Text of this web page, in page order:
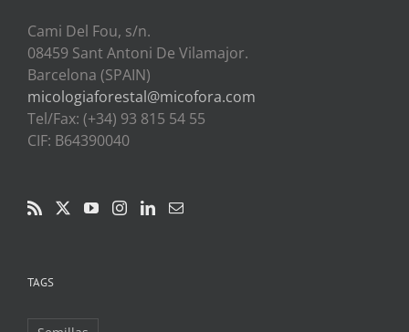
Cami Del Fou, s/n.
08459 Sant Antoni De Vilamajor.
Barcelona (SPAIN)
micologiaforestal@micofora.com
Tel/Fax: (+34) 93 815 54 55
CIF: B64390040
TAGS